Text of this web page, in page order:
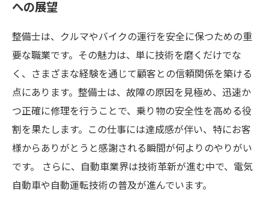
への展望
整備士は、クルマやバイクの運行を安全に保つための重
要な職業です。その魅力は、単に技術を磨くだけでな
く、さまざまな経験を通じて顧客との信頼関係を築ける
点にあります。整備士は、故障の原因を見極め、迅速か
つ正確に修理を行うことで、乗り物の安全性を高める役
割を果たします。この仕事には達成感が伴い、特にお客
様からありがとうと感謝される瞬間が何よりのやりがい
です。 さらに、自動車業界は技術革新が進む中で、電気
自動車や自動運転技術の普及が進んでいます。